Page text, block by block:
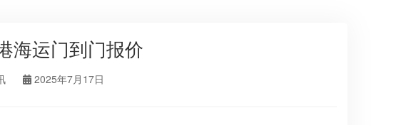
海运门到门报价
2025年7月17日